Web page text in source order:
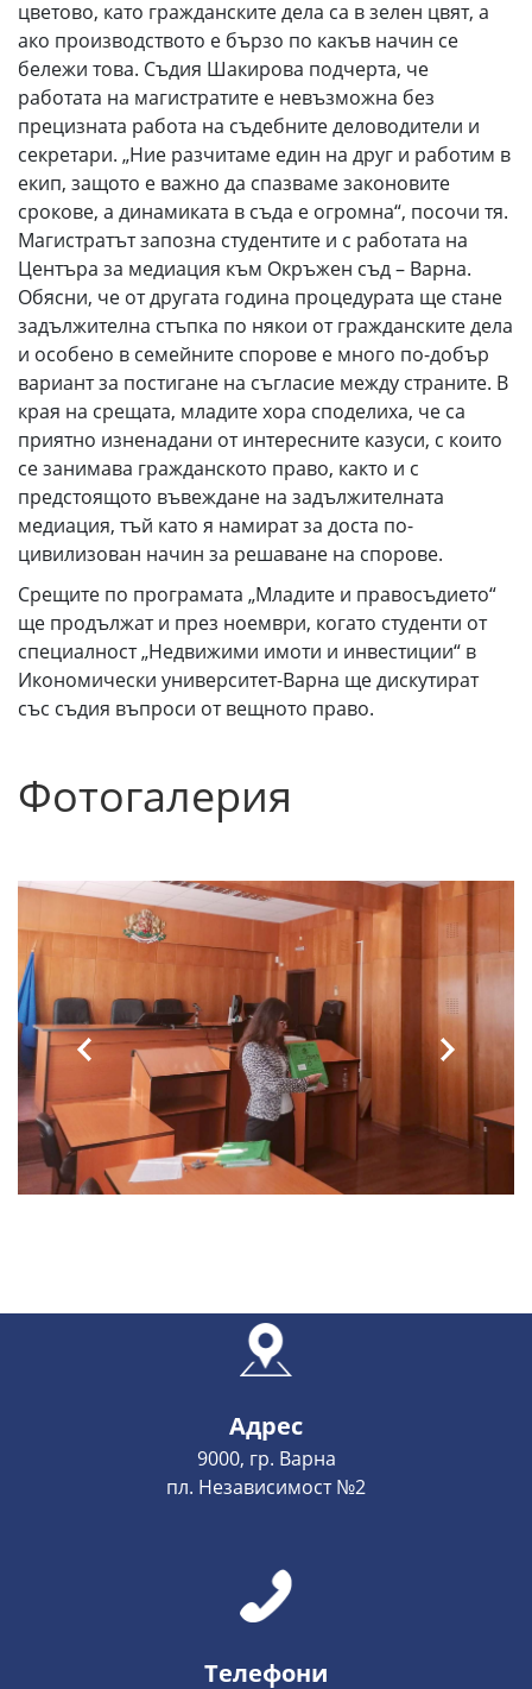
цветово, като гражданските дела са в зелен цвят, а
ако производството е бързо по какъв начин се
бележи това. Съдия Шакирова подчерта, че
работата на магистратите е невъзможна без
прецизната работа на съдебните деловодители и
секретари. „Ние разчитаме един на друг и работим в
екип, защото е важно да спазваме законовите
срокове, а динамиката в съда е огромна“, посочи тя.
Магистратът запозна студентите и с работата на
Центъра за медиация към Окръжен съд – Варна.
Обясни, че от другата година процедурата ще стане
задължителна стъпка по някои от гражданските дела
и особено в семейните спорове е много по-добър
вариант за постигане на съгласие между страните. В
края на срещата, младите хора споделиха, че са
приятно изненадани от интересните казуси, с които
се занимава гражданското право, както и с
предстоящото въвеждане на задължителната
медиация, тъй като я намират за доста по-
цивилизован начин за решаване на спорове.
Срещите по програмата „Младите и правосъдието“
ще продължат и през ноември, когато студенти от
специалност „Недвижими имоти и инвестиции“ в
Икономически университет-Варна ще дискутират
със съдия въпроси от вещното право.
Фотогалерия
Адрес
9000, гр. Варна
пл. Независимост №2
Телефони